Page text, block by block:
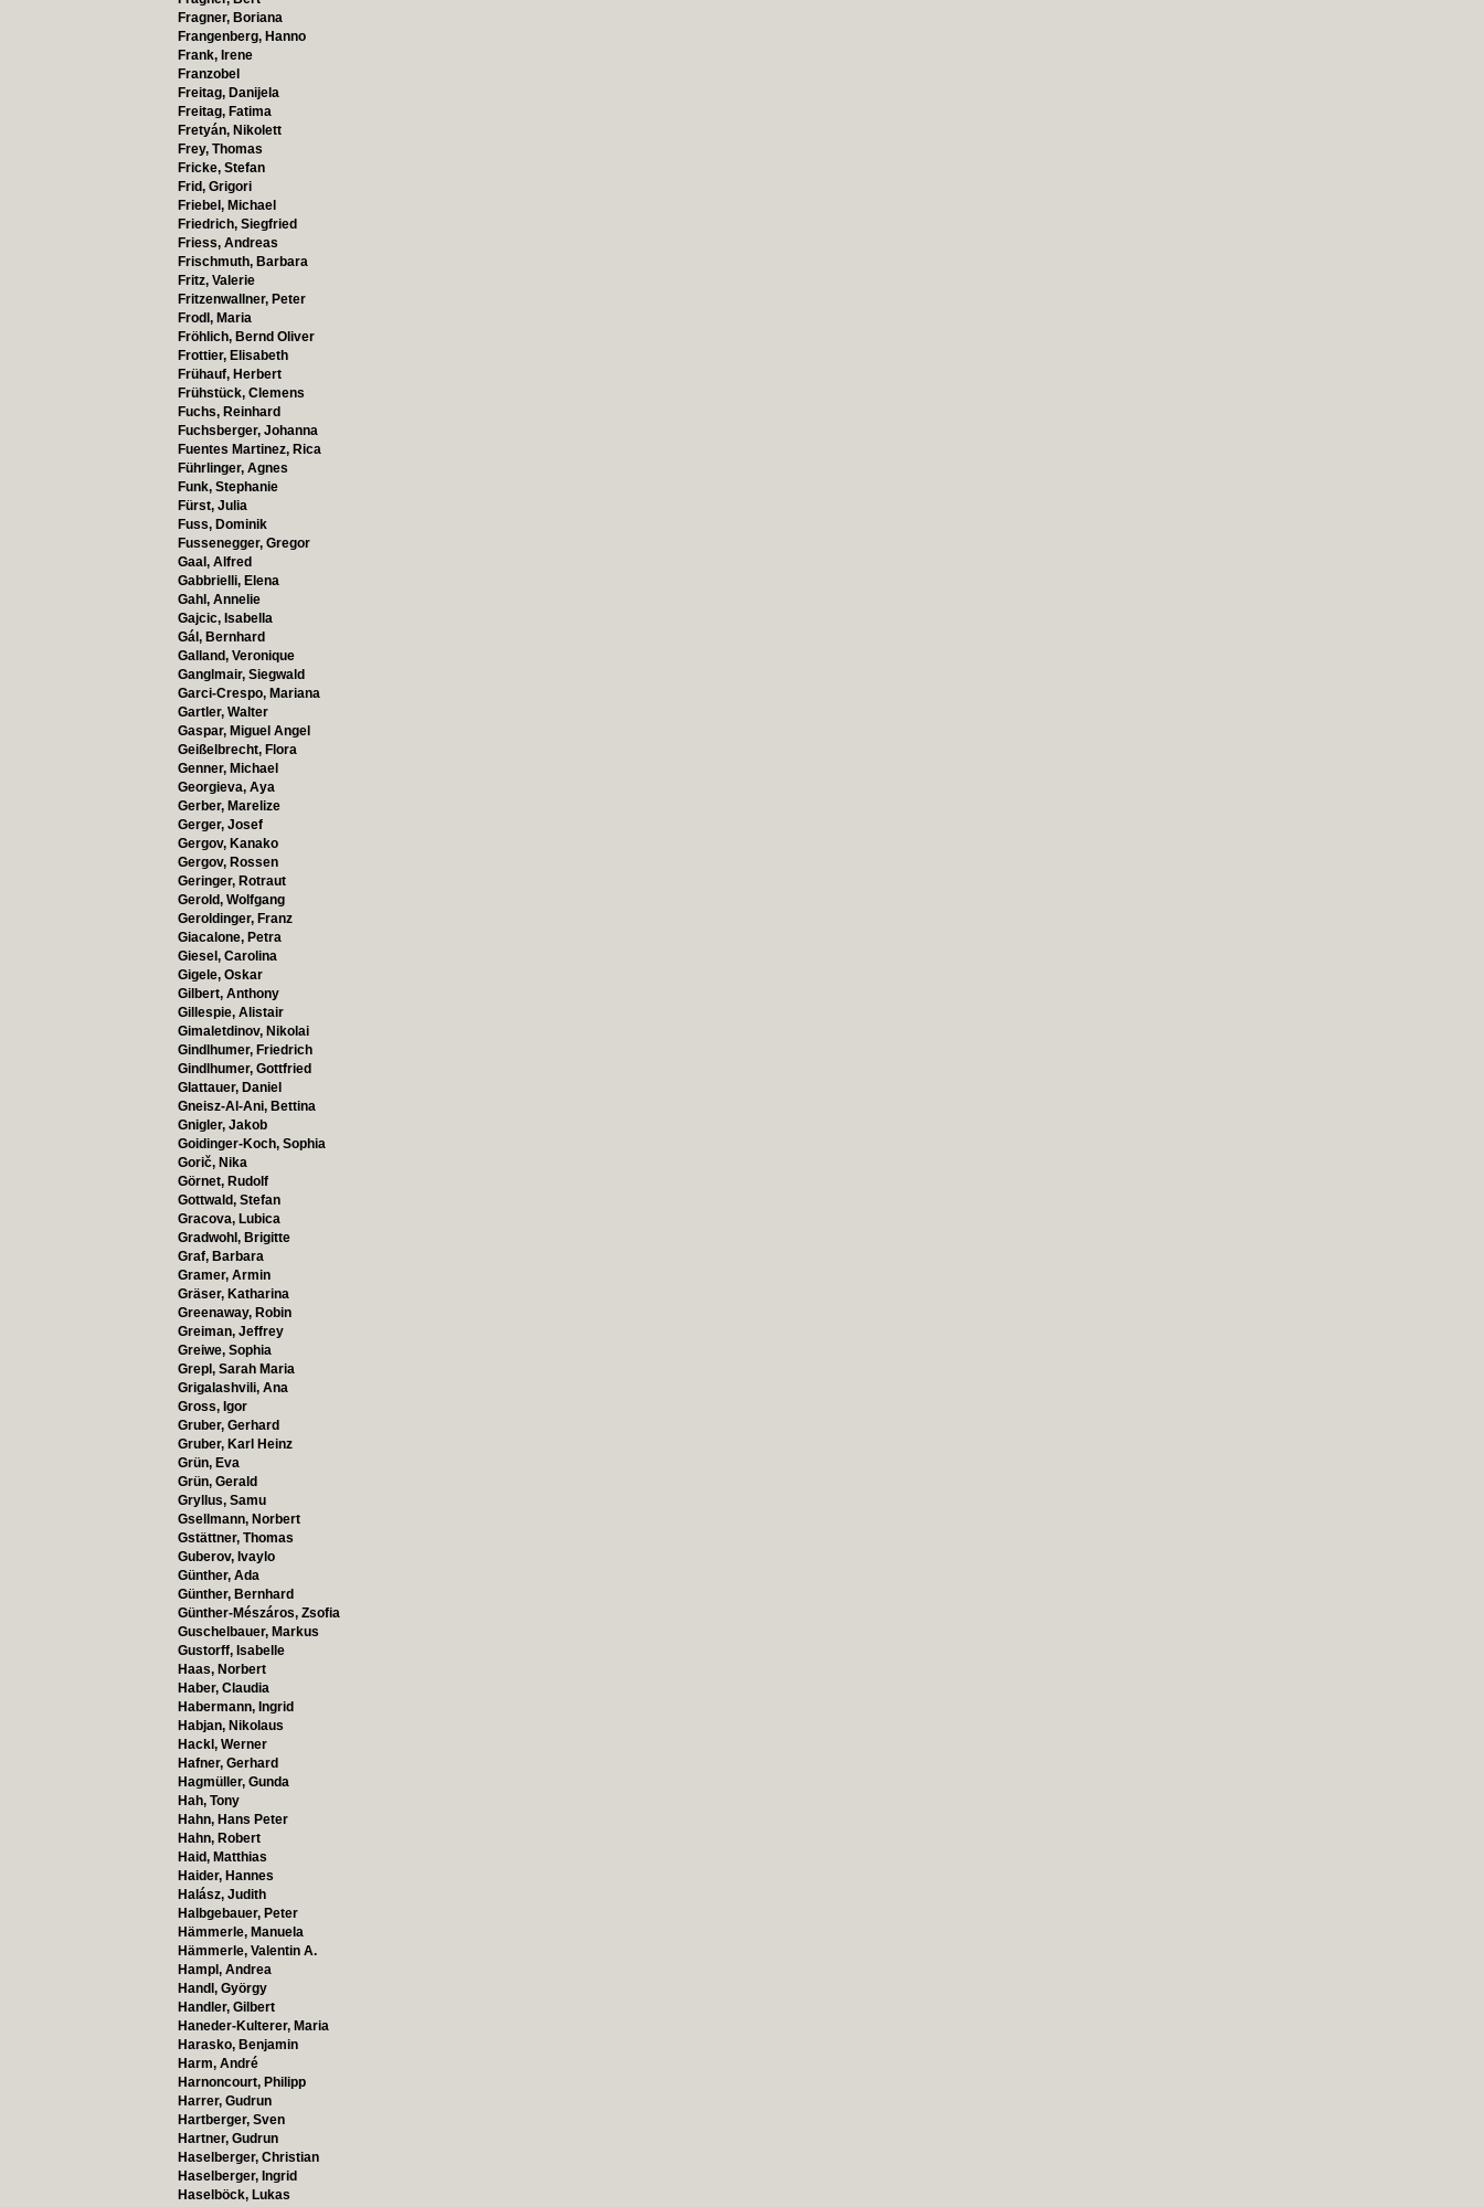
Fragner, Boriana
Frangenberg, Hanno
Frank, Irene
Franzobel
Freitag, Danijela
Freitag, Fatima
Fretyán, Nikolett
Frey, Thomas
Fricke, Stefan
Frid, Grigori
Friebel, Michael
Friedrich, Siegfried
Friess, Andreas
Frischmuth, Barbara
Fritz, Valerie
Fritzenwallner, Peter
Frodl, Maria
Fröhlich, Bernd Oliver
Frottier, Elisabeth
Frühauf, Herbert
Frühstück, Clemens
Fuchs, Reinhard
Fuchsberger, Johanna
Fuentes Martinez, Rica
Führlinger, Agnes
Funk, Stephanie
Fürst, Julia
Fuss, Dominik
Fussenegger, Gregor
Gaal, Alfred
Gabbrielli, Elena
Gahl, Annelie
Gajcic, Isabella
Gál, Bernhard
Galland, Veronique
Ganglmair, Siegwald
Garci-Crespo, Mariana
Gartler, Walter
Gaspar, Miguel Angel
Geißelbrecht, Flora
Genner, Michael
Georgieva, Aya
Gerber, Marelize
Gerger, Josef
Gergov, Kanako
Gergov, Rossen
Geringer, Rotraut
Gerold, Wolfgang
Geroldinger, Franz
Giacalone, Petra
Giesel, Carolina
Gigele, Oskar
Gilbert, Anthony
Gillespie, Alistair
Gimaletdinov, Nikolai
Gindlhumer, Friedrich
Gindlhumer, Gottfried
Glattauer, Daniel
Gneisz-Al-Ani, Bettina
Gnigler, Jakob
Goidinger-Koch, Sophia
Gorič, Nika
Görnet, Rudolf
Gottwald, Stefan
Gracova, Lubica
Gradwohl, Brigitte
Graf, Barbara
Gramer, Armin
Gräser, Katharina
Greenaway, Robin
Greiman, Jeffrey
Greiwe, Sophia
Grepl, Sarah Maria
Grigalashvili, Ana
Gross, Igor
Gruber, Gerhard
Gruber, Karl Heinz
Grün, Eva
Grün, Gerald
Gryllus, Samu
Gsellmann, Norbert
Gstättner, Thomas
Guberov, Ivaylo
Günther, Ada
Günther, Bernhard
Günther-Mészáros, Zsofia
Guschelbauer, Markus
Gustorff, Isabelle
Haas, Norbert
Haber, Claudia
Habermann, Ingrid
Habjan, Nikolaus
Hackl, Werner
Hafner, Gerhard
Hagmüller, Gunda
Hah, Tony
Hahn, Hans Peter
Hahn, Robert
Haid, Matthias
Haider, Hannes
Halász, Judith
Halbgebauer, Peter
Hämmerle, Manuela
Hämmerle, Valentin A.
Hampl, Andrea
Handl, György
Handler, Gilbert
Haneder-Kulterer, Maria
Harasko, Benjamin
Harm, André
Harnoncourt, Philipp
Harrer, Gudrun
Hartberger, Sven
Hartner, Gudrun
Haselberger, Christian
Haselberger, Ingrid
Haselböck, Lukas